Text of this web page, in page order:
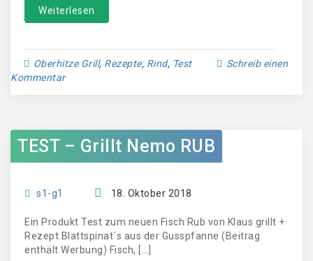
Weiterlesen
Oberhitze Grill, Rezepte, Rind, Test
Schreib einen
Kommentar
TEST – Grillt Nemo RUB
s1-g1 18. Oktober 2018
Ein Produkt Test zum neuen Fisch Rub von Klaus grillt +
Rezept Blattspinat´s aus der Gusspfanne (Beitrag
enthält Werbung) Fisch, […]